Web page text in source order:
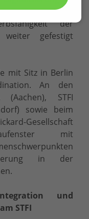
Die
der
gefestigt
mit Sitz in Berlin
An den
(Aachen), STFI
sowie beim
Gesellschaft
mit
in der
und
STFI